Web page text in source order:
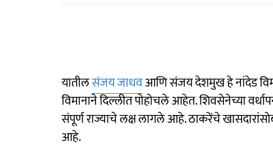
यातीलसंजय जाधवआणि संजय देशमुख हे नांदेड
विमानाने दिल्लीत पोहोचले आहेत. शिवसेनेच्या
संपूर्ण राज्याचे लक्ष लागले आहे. ठाकरेंचे
आहे.